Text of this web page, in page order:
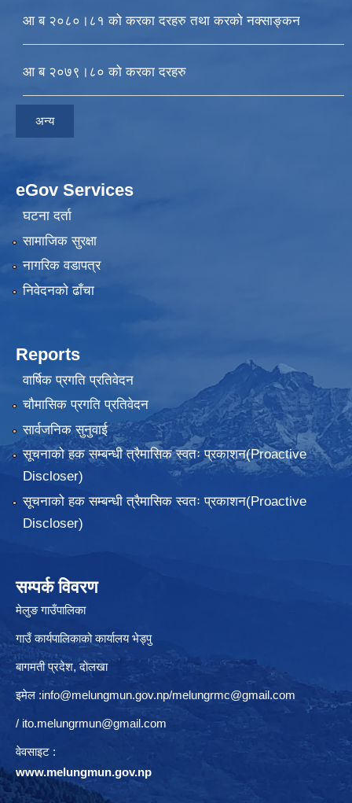
आ ब २०८०।८१ को करका दरहरु तथा करको नक्साङ्कन
आ ब २०७९।८० को करका दरहरु
अन्य
eGov Services
घटना दर्ता
सामाजिक सुरक्षा
नागरिक वडापत्र
निवेदनकाे ढाँचा
Reports
वार्षिक प्रगति प्रतिवेदन
चौमासिक प्रगति प्रतिवेदन
सार्वजनिक सुनुवाई
सूचनाको हक सम्बन्धी त्रैमासिक स्वतः प्रकाशन(Proactive
Discloser)
सूचनाको हक सम्बन्धी त्रैमासिक स्वतः प्रकाशन(Proactive
Discloser)
सम्पर्क विवरण
मेलुङ गाउँपालिका
गाउँ कार्यपालिकाको कार्यालय भेड्पु
बागमती प्रदेश, दाेलखा
इमेल :info@melungmun.gov.np/melungrmc@gmail.com
/ ito.melungrmun@gmail.com
वेवसाइट :
www.melungmun.gov.np